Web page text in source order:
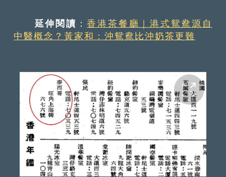
延伸閱讀 ：香港茶餐廳｜港式鴛鴦源自
中醫概念？黃家和：沖鴛鴦比沖奶茶更難